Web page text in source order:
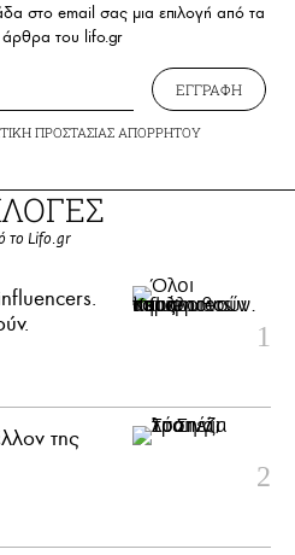
στο email σας μια επιλογή από τα
άρθρα του lifo.gr
ΕΓΓΡΑΦΗ
ΠΡΟΣΤΑΣΙΑΣ ΑΠΟΡΡΗΤΟΥ
το Lifo.gr
της